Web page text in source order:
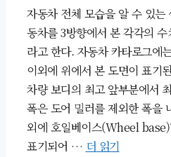
자동차 전체 모습을 알 수 있
동차를 3방향에서 본 각각의
라고 한다. 자동차 카타로그에
이외에 위에서 본 도면이 표
차량 보디의 최고 앞부분에서
폭은 도어 밀러를 제외한 폭을
외에 호일베이스(Wheel
표기되어 … 더 읽기